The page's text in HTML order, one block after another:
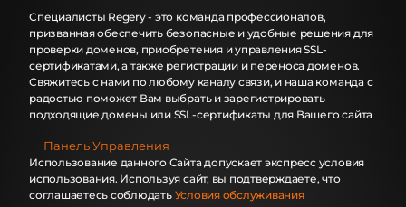
Специалисты Regery - это команда профессионалов,
призванная обеспечить безопасные и удобные решения для
проверки доменов, приобретения и управления SSL-
сертификатами, а также регистрации и переноса доменов.
Свяжитесь с нами по любому каналу связи, и наша команда с
радостью поможет Вам выбрать и зарегистрировать
подходящие домены или SSL-сертификаты для Вашего сайта
Панель Управления
Использование данного Сайта допускает экспресс условия
использования. Используя сайт, вы подтверждаете, что
соглашаетесь соблюдать Условия обслуживания